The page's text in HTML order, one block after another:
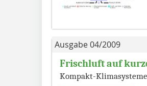
Ausgabe 04/2009
Frischluft auf
Kompakt-